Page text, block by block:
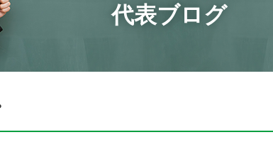
代表ブログ